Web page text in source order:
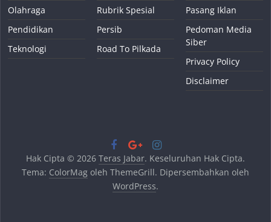
Olahraga
Pendidikan
Teknologi
Rubrik Spesial
Persib
Road To Pilkada
Pasang Iklan
Pedoman Media
Siber
Privacy Policy
Disclaimer
Hak Cipta © 2026 Teras Jabar. Keseluruhan Hak Cipta.
Tema: ColorMagoleh ThemeGrill. Dipersembahkan oleh
WordPress.